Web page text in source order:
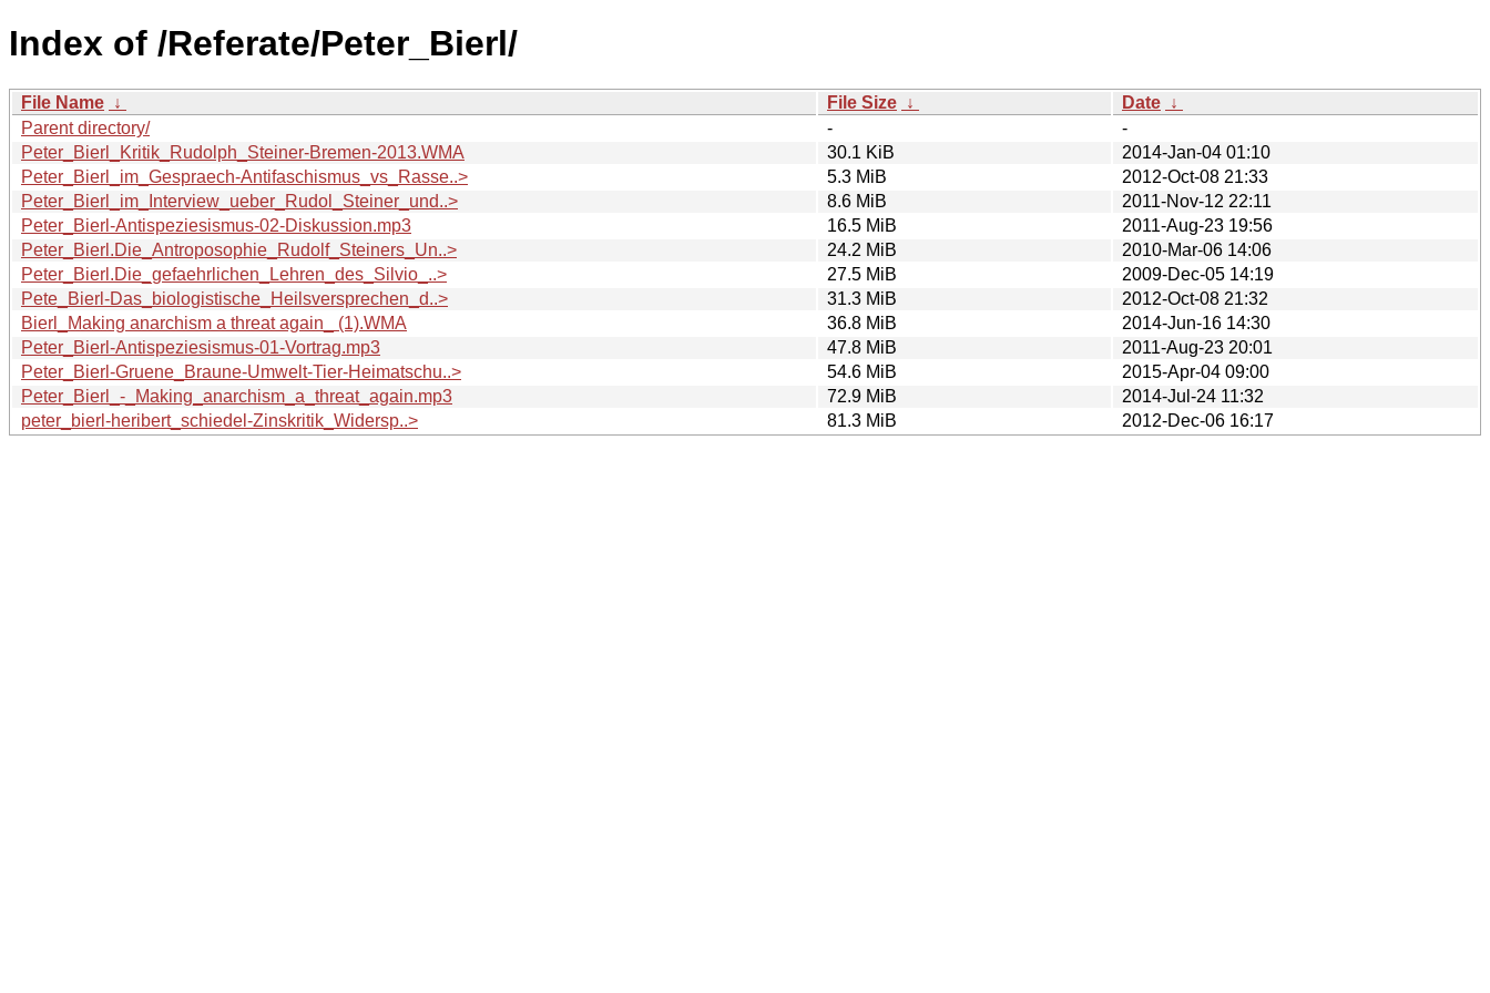
Index of /Referate/Peter_Bierl/
File Name ↓ File Size ↓ Date ↓
Parent directory/
-
-
Peter_Bierl_Kritik_Rudolph_Steiner-Bremen-2013.WMA
30.1 KiB
2014-Jan-04 01:10
Peter_Bierl_im_Gespraech-Antifaschismus_vs_Rasse..>
5.3 MiB
2012-Oct-08 21:33
Peter_Bierl_im_Interview_ueber_Rudol_Steiner_und..>
8.6 MiB
2011-Nov-12 22:11
Peter_Bierl-Antispeziesismus-02-Diskussion.mp3
16.5 MiB
2011-Aug-23 19:56
Peter_Bierl.Die_Antroposophie_Rudolf_Steiners_Un..>
24.2 MiB
2010-Mar-06 14:06
Peter_Bierl.Die_gefaehrlichen_Lehren_des_Silvio_..>
27.5 MiB
2009-Dec-05 14:19
Pete_Bierl-Das_biologistische_Heilsversprechen_d..>
31.3 MiB
2012-Oct-08 21:32
Bierl_Making anarchism a threat again_ (1).WMA
36.8 MiB
2014-Jun-16 14:30
Peter_Bierl-Antispeziesismus-01-Vortrag.mp3
47.8 MiB
2011-Aug-23 20:01
Peter_Bierl-Gruene_Braune-Umwelt-Tier-Heimatschu..>
54.6 MiB
2015-Apr-04 09:00
Peter_Bierl_-_Making_anarchism_a_threat_again.mp3
72.9 MiB
2014-Jul-24 11:32
peter_bierl-heribert_schiedel-Zinskritik_Widersp..>
81.3 MiB 2012-Dec-06 16:17